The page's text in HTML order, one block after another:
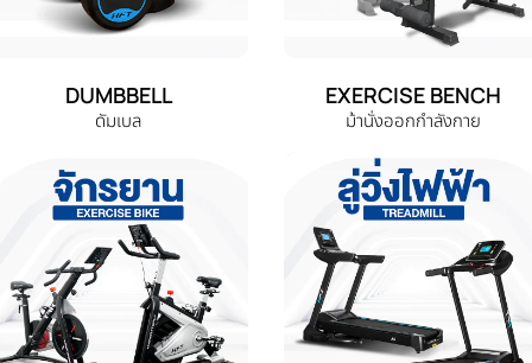
DUMBBELL
ดัมเบล
EXERCISE BENCH
ม้านั่งออกกำลังกาย